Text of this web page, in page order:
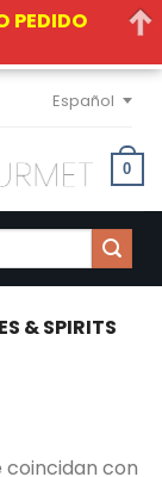
Español
0
& SPIRITS
coincidan con
PEDIDO